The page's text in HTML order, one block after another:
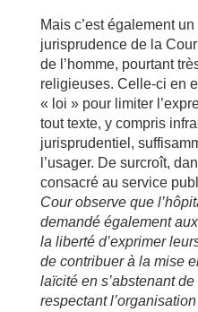
Mais c’est également
jurisprudence de la
de l’homme, pourtant
religieuses. Celle-ci en
« loi » pour limiter
tout texte, y compris
jurisprudentiel,
l’usager. De surcroît,
consacré au service
Cour observe que
demandé également
la liberté d’exprimer
de contribuer à la mise
laïcité en s’abstenant
respectant